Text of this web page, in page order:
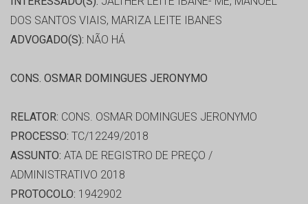
DOS SANTOS VIAIS, MARIZA LEITE IBANES
ADVOGADO(S): NÃO HÁ
CONS. OSMAR DOMINGUES JERONYMO
RELATOR: CONS. OSMAR DOMINGUES JERONYMO
PROCESSO: TC/12249/2018
ASSUNTO: ATA DE REGISTRO DE PREÇO /
ADMINISTRATIVO 2018
PROTOCOLO: 1942902